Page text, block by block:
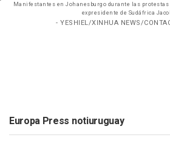
Manifestantes en Johanesburgo durante las
expresidente de Sudáfrica
- YESHIEL/XINHUA NEWS/
Europa Press notiuruguay